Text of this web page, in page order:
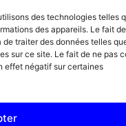
des technologies telles
des appareils. Le fait de
traiter des données telles
sur ce site. Le fait de ne pas
effet négatif sur certaines